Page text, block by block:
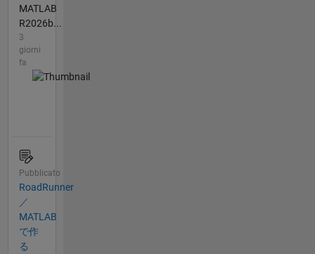
MATLAB
R2026b...
3
giorni
fa
Pubblicato
RoadRunner
／
MATLAB
で作
る